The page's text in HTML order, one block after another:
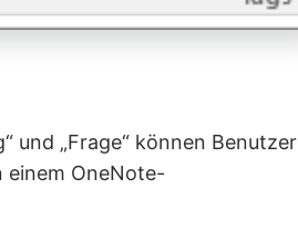
und „Frage“ können Benutzer
OneNote-